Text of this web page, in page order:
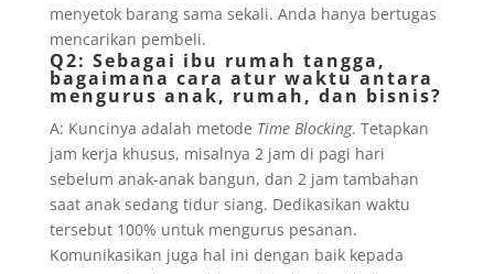
menyetok barang sama sekali. Anda hanya bertugas
mencarikan pembeli.
Q2: Sebagai ibu rumah tangga,
bagaimana cara atur waktu antara
mengurus anak, rumah, dan bisnis?
A: Kuncinya adalah metode Time Blocking. Tetapkan
jam kerja khusus, misalnya 2 jam di pagi hari
sebelum anak-anak bangun, dan 2 jam tambahan
saat anak sedang tidur siang. Dedikasikan waktu
tersebut 100% untuk mengurus pesanan.
Komunikasikan juga hal ini dengan baik kepada